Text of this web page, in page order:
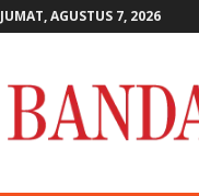
JUMAT, AGUSTUS 7, 2026
Bandara